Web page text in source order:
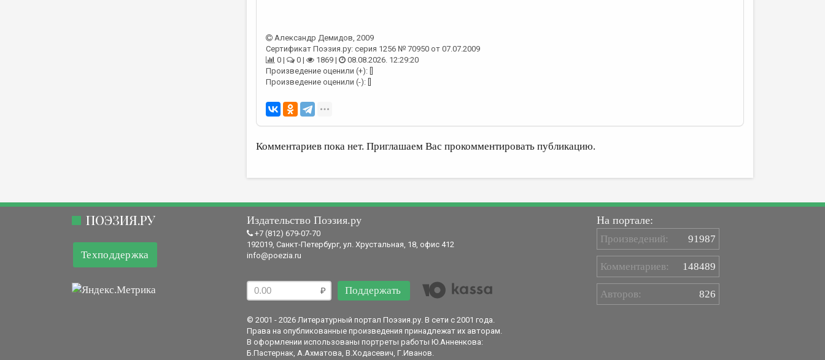
Александр Демидов, 2009
Сертификат Поэзия.ру: серия 1256 № 70950 от 07.07.2009
0 |
0 | 1869 |
08.08.2026. 12:29:20
Произведение оценили (+): []
Произведение оценили (-): []
Комментариев пока нет. Приглашаем Вас прокомментировать публикацию.
ПОЭЗИЯ.РУ
Техподдержка
Издательство Поэзия.ру
+7 (812) 679-07-70
192019, Санкт-Петербург, ул. Хрустальная, 18, офис 412
info@poezia.ru
Поддержать
© 2001 - 2026 Литературный портал Поэзия.ру. В сети с 2001 года.
Права на опубликованные произведения принадлежат их авторам.
В оформлении использованы портреты работы Ю.Анненкова:
Б.Пастернак, А.Ахматова, В.Ходасевич, Г.Иванов.
На портале:
Произведений: 91987
Комментариев: 148489
Авторов: 826